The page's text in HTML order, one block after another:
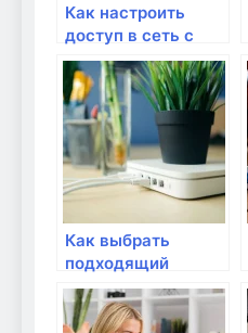
Как настроить
доступ в сеть с
помощью мак-
фильтрации?
Как выбрать
подходящий
маршрутизатор
для домашней